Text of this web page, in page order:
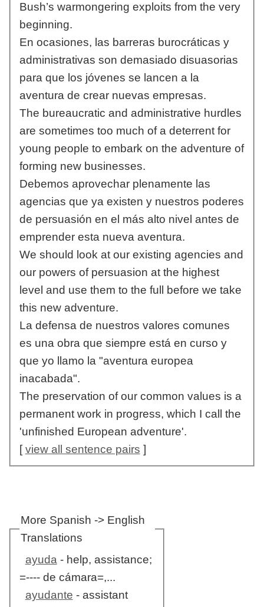
Bush’s warmongering exploits from the very
beginning.
En ocasiones, las barreras burocráticas y
administrativas son demasiado disuasorias
para que los jóvenes se lancen a la
aventura de crear nuevas empresas.
The bureaucratic and administrative hurdles
are sometimes too much of a deterrent for
young people to embark on the adventure of
forming new businesses.
Debemos aprovechar plenamente las
agencias que ya existen y nuestros poderes
de persuasión en el más alto nivel antes de
emprender esta nueva aventura.
We should look at our existing agencies and
our powers of persuasion at the highest
level and use them to the full before we take
this new adventure.
La defensa de nuestros valores comunes
es una obra que siempre está en curso y
que yo llamo la "aventura europea
inacabada".
The preservation of our common values is a
permanent work in progress, which I call the
'unfinished European adventure'.
[view all sentence pairs ]
More Spanish -> English
Translations
ayuda - help, assistance;
=---- de cámara=,...
ayudante - assistant